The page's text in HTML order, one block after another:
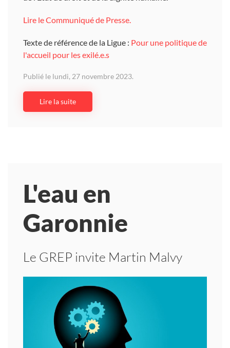
Lire le Communiqué de Presse.
Texte de référence de la Ligue : Pour une politique de
l'accueil pour les exilé.e.s
Publié le lundi, 27 novembre 2023.
Lire la suite
L'eau en
Garonnie
Le GREP invite Martin Malvy